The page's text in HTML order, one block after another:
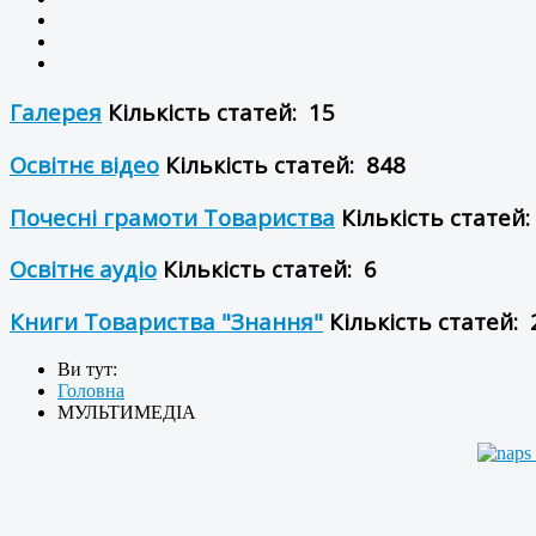
Галерея Кількість статей: 15
Освітнє відео Кількість статей: 848
Почесні грамоти Товариства Кількість
Освітнє аудіо Кількість статей: 6
Книги Товариства "Знання" Кількість статей:
Ви тут:
Головна
МУЛЬТИМЕДІА